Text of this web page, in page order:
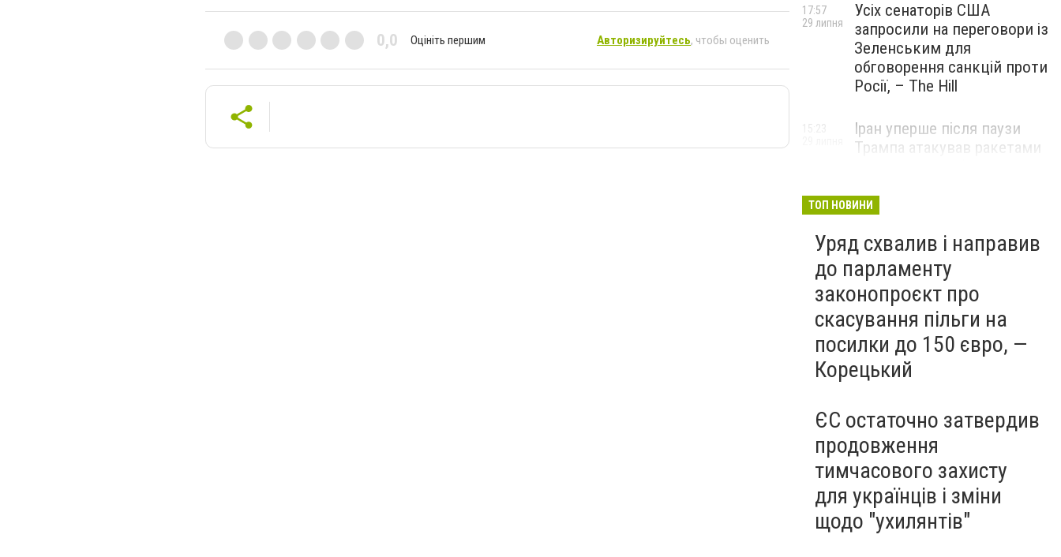
0,0 Оцініть першим Авторизируйтесь, чтобы оценить
Усіх сенаторів США
запросили на переговори із
Зеленським для
обговорення санкцій проти
Росії, – The Hill
17:57
29 липня
Іран уперше після паузи
Трампа атакував ракетами
15:23
ТОП НОВИНИ
Уряд схвалив і направив
до парламенту
законопроєкт про
скасування пільги на
посилки до 150 євро, —
Корецький
ЄС остаточно затвердив
продовження
тимчасового захисту
для українців і зміни
щодо "ухилянтів"